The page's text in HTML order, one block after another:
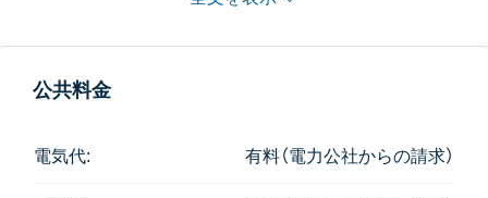
公共料金
電気代: 有料（電力公社からの請求）